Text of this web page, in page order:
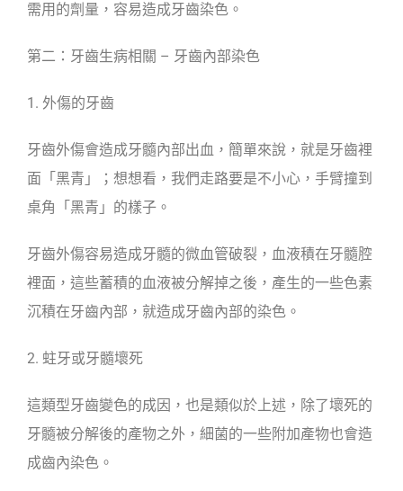
需用的劑量，容易造成牙齒染色。
第二：牙齒生病相關 – 牙齒內部染色
1. 外傷的牙齒
牙齒外傷會造成牙髓內部出血，簡單來說，就是牙齒裡
面「黑青」；想想看，我們走路要是不小心，手臂撞到
桌角「黑青」的樣子。
牙齒外傷容易造成牙髓的微血管破裂，血液積在牙髓腔
裡面，這些蓄積的血液被分解掉之後，產生的一些色素
沉積在牙齒內部，就造成牙齒內部的染色。
2. 蛀牙或牙髓壞死
這類型牙齒變色的成因，也是類似於上述，除了壞死的
牙髓被分解後的產物之外，細菌的一些附加產物也會造
成齒內染色。